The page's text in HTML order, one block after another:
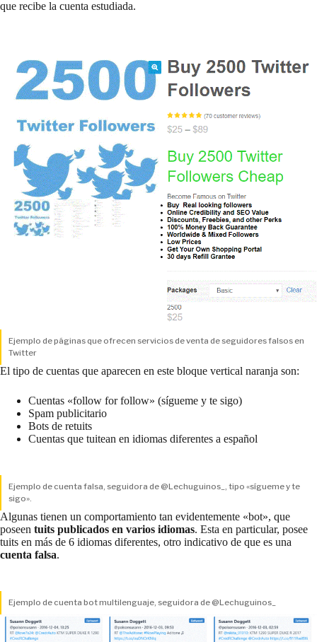
que recibe la cuenta estudiada.
Ejemplo de páginas que ofrecen servicios de venta de seguidores falsos en
Twitter
El tipo de cuentas que aparecen en este bloque vertical naranja son:
Cuentas «follow for follow» (sígueme y te sigo)
Spam publicitario
Bots de retuits
Cuentas que tuitean en idiomas diferentes a español
Ejemplo de cuenta falsa, seguidora de @Lechuguinos_, tipo «sígueme y te
sigo».
Algunas tienen un comportamiento tan evidentemente «bot», que
poseen tuits publicados en varios idiomas. Esta en particular, posee
tuits en más de 6 idiomas diferentes, otro indicativo de que es una
cuenta falsa.
Ejemplo de cuenta bot multilenguaje, seguidora de @Lechuguinos_